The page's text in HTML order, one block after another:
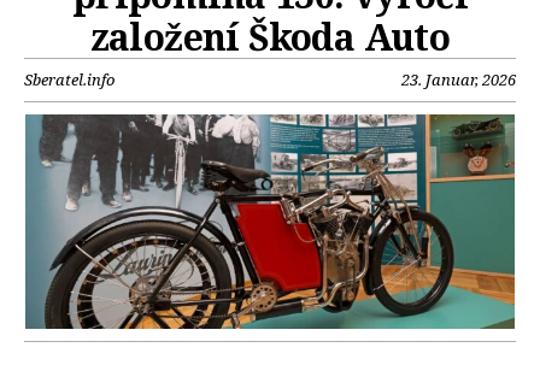
založení Škoda Auto
Sberatel.info 23. Januar, 2026